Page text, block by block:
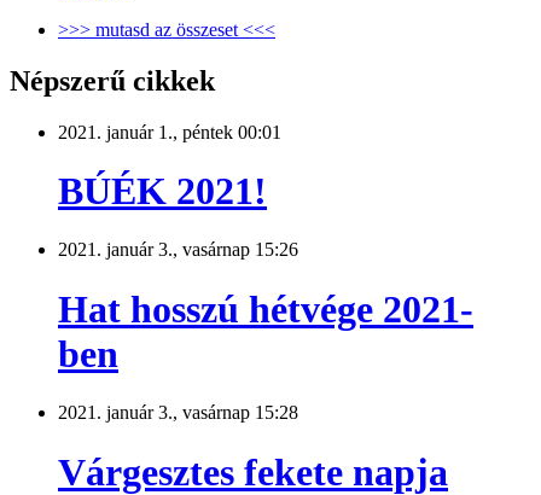
>>> mutasd az összeset <<<
Népszerű cikkek
2021. január 1., péntek 00:01
BÚÉK 2021!
2021. január 3., vasárnap 15:26
Hat hosszú hétvége 2021-
ben
2021. január 3., vasárnap 15:28
Várgesztes fekete napja